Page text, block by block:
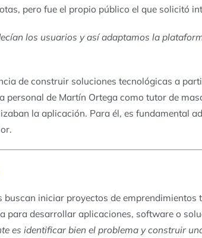
pero fue el propio público el que solicitó
los usuarios y así adaptamos la
de construir soluciones tecnológicas a
personal de Martín Ortega como tutor de
la aplicación. Para él, es fundamental
.
iniciar proyectos de emprendimientos
para desarrollar aplicaciones, software o
es identificar bien el problema y construir